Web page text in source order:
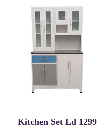
Kitchen Set Ld 1299